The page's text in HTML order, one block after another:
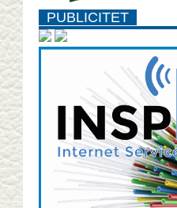
PUBLICITET